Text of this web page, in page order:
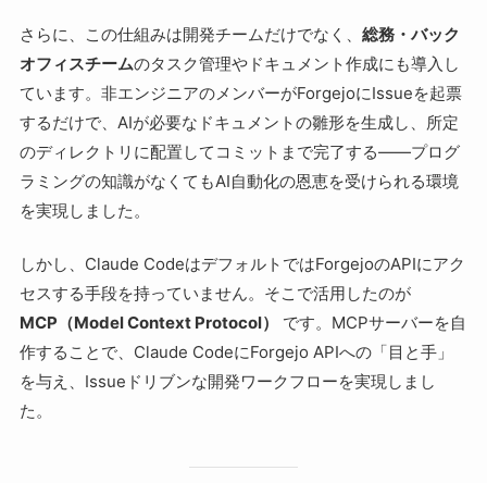
さらに、この仕組みは開発チームだけでなく、 総務・バック
オフィスチームのタスク管理やドキュメント作成にも導入し
ています。非エンジニアのメンバーがForgejoにIssueを起票
するだけで、AIが必要なドキュメントの雛形を生成し、所定
のディレクトリに配置してコミットまで完了する――プログ
ラミングの知識がなくてもAI自動化の恩恵を受けられる環境
を実現しました。
しかし、Claude CodeはデフォルトではForgejoのAPIにアク
セスする手段を持っていません。そこで活用したのが
MCP（Model Context Protocol）
です。MCPサーバーを自
作することで、Claude CodeにForgejo APIへの「目と手」
を与え、Issueドリブンな開発ワークフローを実現しまし
た。